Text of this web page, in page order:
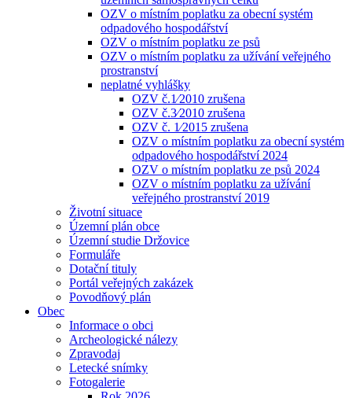
OZV o místním poplatku za obecní systém
odpadového hospodářství
OZV o místním poplatku ze psů
OZV o místním poplatku za užívání veřejného
prostranství
neplatné vyhlášky
OZV č.1⁄2010 zrušena
OZV č.3⁄2010 zrušena
OZV č. 1⁄2015 zrušena
OZV o místním poplatku za obecní systém
odpadového hospodářství 2024
OZV o místním poplatku ze psů 2024
OZV o místním poplatku za užívání
veřejného prostranství 2019
Životní situace
Územní plán obce
Územní studie Držovice
Formuláře
Dotační tituly
Portál veřejných zakázek
Povodňový plán
Obec
Informace o obci
Archeologické nálezy
Zpravodaj
Letecké snímky
Fotogalerie